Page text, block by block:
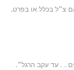
צ״ל בכלל או בפרט,
. . עד עקב הרגל״.